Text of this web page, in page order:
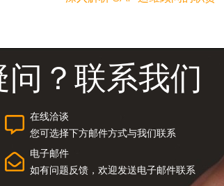
问？联系我们
在线洽谈
您可选择下方邮件方式与我们联系
电子邮件
如有问题反馈，欢迎发送电子邮件联系